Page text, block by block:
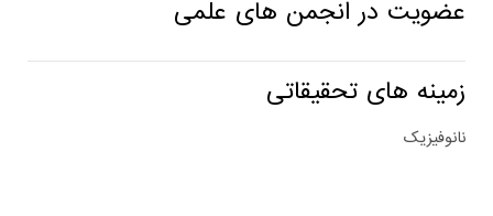
عضویت در انجمن های علمی
زمینه های تحقیقاتی
نانوفیزیک